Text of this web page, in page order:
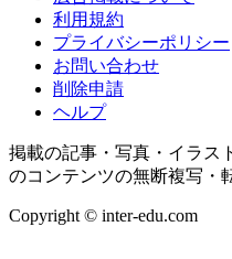
利用規約
プライバシーポリシー
お問い合わせ
削除申請
ヘルプ
掲載の記事・写真・イラス
のコンテンツの無断複写・
Copyright © inter-edu.com